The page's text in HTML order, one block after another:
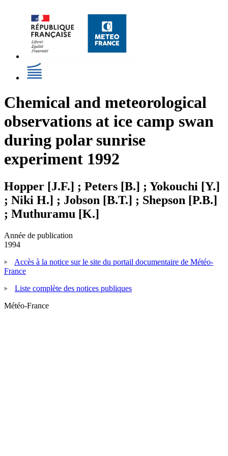
Chemical and meteorological
observations at ice camp swan
during polar sunrise
experiment 1992
Hopper [J.F.] ; Peters [B.] ; Yokouchi [Y.]
; Niki H.] ; Jobson [B.T.] ; Shepson [P.B.]
; Muthuramu [K.]
Année de publication
1994
Accès à la notice sur le site du portail documentaire de Météo-
France
Liste complète des notices publiques
Météo-France